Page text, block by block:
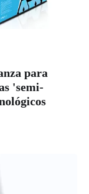
para
'semi-